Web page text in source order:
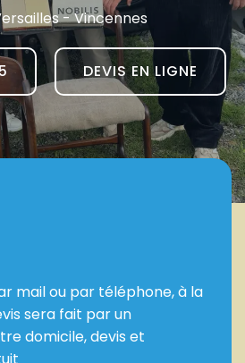
- Vincennes
DEVIS EN LIGNE
mail ou par téléphone, à la
sera fait par un
domicile, devis et